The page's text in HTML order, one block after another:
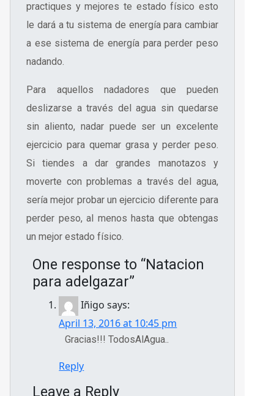
practiques y mejores te estado físico esto
le dará a tu sistema de energía para cambiar
a ese sistema de energía para perder peso
nadando.
Para aquellos nadadores que pueden
deslizarse a través del agua sin quedarse
sin aliento, nadar puede ser un excelente
ejercicio para quemar grasa y perder peso.
Si tiendes a dar grandes manotazos y
moverte con problemas a través del agua,
sería mejor probar un ejercicio diferente para
perder peso, al menos hasta que obtengas
un mejor estado físico.
One response to “Natacion
para adelgazar”
Iñigo says:
April 13, 2016 at 10:45 pm
Gracias!!! TodosAlAgua..
Reply
Leave a Reply